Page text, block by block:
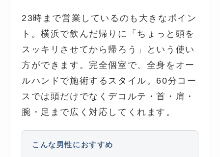
23時まで営業しているのも大きなポイン
ト。横浜で飲んだ帰りに「ちょっと頭を
スッキリさせてから帰ろう」という使い
方ができます。完全個室で、全身をオー
ルハンドで施術するスタイル。60分コー
スでは頭だけでなくデコルテ・首・肩・
腕・足まで広く対応してくれます。
こんな男性におすすめ